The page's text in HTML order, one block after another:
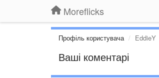
Moreflicks
Профіль користувача EddieY
Ваші коментарі